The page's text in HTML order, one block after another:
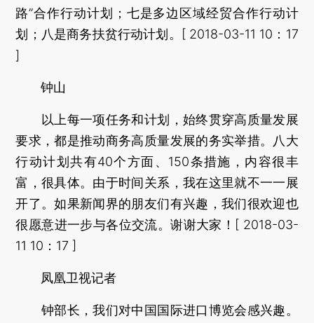
路”合作行动计划；七是多边区域经贸合作行动计
划；八是商务扶贫行动计划。[ 2018-03-11 10：17
]
钟山
以上每一项任务和计划，始终贯穿高质量发展
要求，都是推动商务高质量发展的务实举措。八大
行动计划共有40个方面、150条措施，内容很丰
富，很具体。由于时间关系，我在这里就不一一展
开了。如果新闻界的朋友们有兴趣，我们很欢迎也
很愿意进一步与各位交流。谢谢大家！[ 2018-03-
11 10：17 ]
凤凰卫视记者
钟部长，我们对中国国际进口博览会感兴趣。